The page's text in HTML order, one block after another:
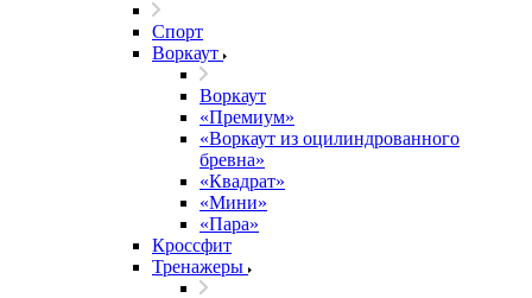
Спорт
Воркаут
Воркаут
«Премиум»
«Воркаут из оцилиндрованного
бревна»
«Квадрат»
«Мини»
«Пара»
Кроссфит
Тренажеры